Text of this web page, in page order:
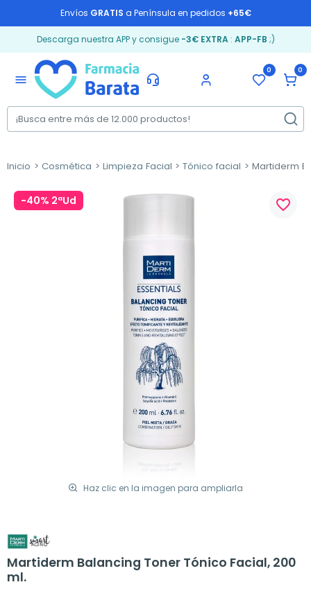
Envíos GRATIS a Península en pedidos +65€
Descarga nuestra APP y consigue -3€ EXTRA: APP-FB ;)
menu
0 0
Inicio Cosmética Limpieza Facial Tónico facial Martiderm
-40% 2ªUd
Haz clic en la imagen para ampliarla
favorite_border
Martiderm Balancing Toner Tónico Facial, 200
ml.